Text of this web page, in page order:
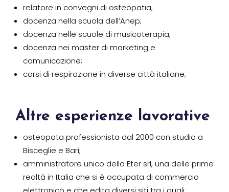
relatore in convegni di osteopatia;
docenza nella scuola dell’Anep;
docenza nelle scuole di musicoterapia;
docenza nei master di marketing e
comunicazione;
corsi di respirazione in diverse città italiane;
Altre esperienze lavorative
osteopata professionista dal 2000 con studio a
Bisceglie e Bari;
amministratore unico della Eter srl, una delle prime
realtà in Italia che si è occupata di commercio